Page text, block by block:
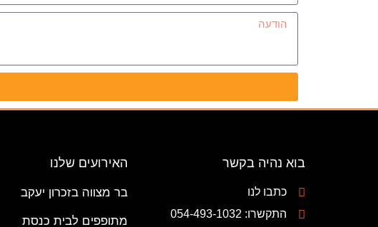
בוא נהיה בקשר
כתבו לנו
התקשרו: 054-493-1032
האירועים שלנו
בר מצווה בזכרון יעקב
מתופפים לבית כנסת